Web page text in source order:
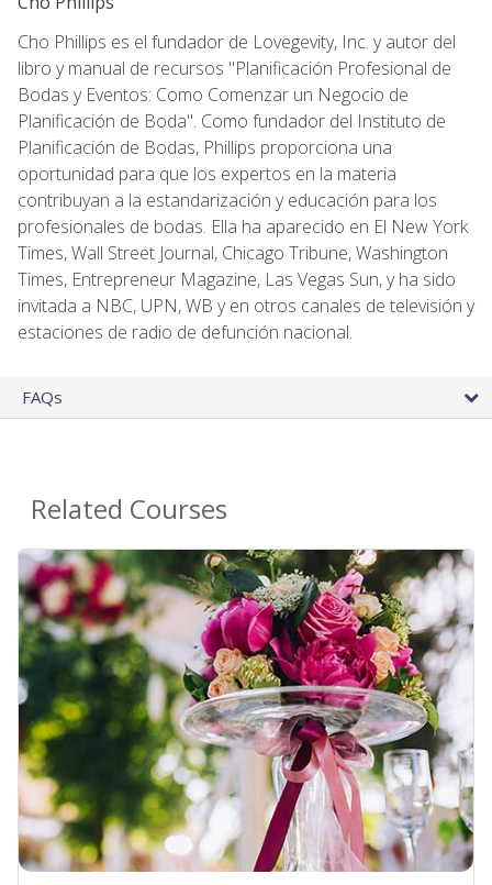
Cho Phillips es el fundador de Lovegevity, Inc. y autor del
libro y manual de recursos "Planificación Profesional de
Bodas y Eventos: Como Comenzar un Negocio de
Planificación de Boda". Como fundador del Instituto de
Planificación de Bodas, Phillips proporciona una
oportunidad para que los expertos en la materia
contribuyan a la estandarización y educación para los
profesionales de bodas. Ella ha aparecido en El New York
Times, Wall Street Journal, Chicago Tribune, Washington
Times, Entrepreneur Magazine, Las Vegas Sun, y ha sido
invitada a NBC, UPN, WB y en otros canales de televisión y
estaciones de radio de defunción nacional.
FAQs
Related Courses